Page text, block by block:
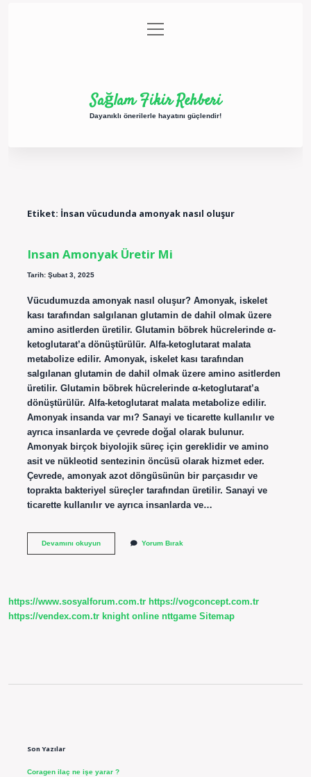
Gizlilik Politikası
menüyü
aç
Sağlam Fikir Rehberi
Dayanıklı önerilerle hayatını güçlendir!
Etiket: İnsan vücudunda amonyak nasıl oluşur
Insan Amonyak Üretir Mi
Tarih: Şubat 3, 2025
Vücudumuzda amonyak nasıl oluşur? Amonyak, iskelet
kası tarafından salgılanan glutamin de dahil olmak üzere
amino asitlerden üretilir. Glutamin böbrek hücrelerinde α-
ketoglutarat’a dönüştürülür. Alfa-ketoglutarat malata
metabolize edilir. Amonyak, iskelet kası tarafından
salgılanan glutamin de dahil olmak üzere amino asitlerden
üretilir. Glutamin böbrek hücrelerinde α-ketoglutarat’a
dönüştürülür. Alfa-ketoglutarat malata metabolize edilir.
Amonyak insanda var mı? Sanayi ve ticarette kullanılır ve
ayrıca insanlarda ve çevrede doğal olarak bulunur.
Amonyak birçok biyolojik süreç için gereklidir ve amino
asit ve nükleotid sentezinin öncüsü olarak hizmet eder.
Çevrede, amonyak azot döngüsünün bir parçasıdır ve
toprakta bakteriyel süreçler tarafından üretilir. Sanayi ve
ticarette kullanılır ve ayrıca insanlarda ve…
Devamını okuyunInsan
Yorum Bırak
https://www.sosyalforum.com.tr https://vogconcept.com.tr
https://vendex.com.tr knight online nttgame Sitemap
Son Yazılar
Coragen ilaç ne işe yarar ?